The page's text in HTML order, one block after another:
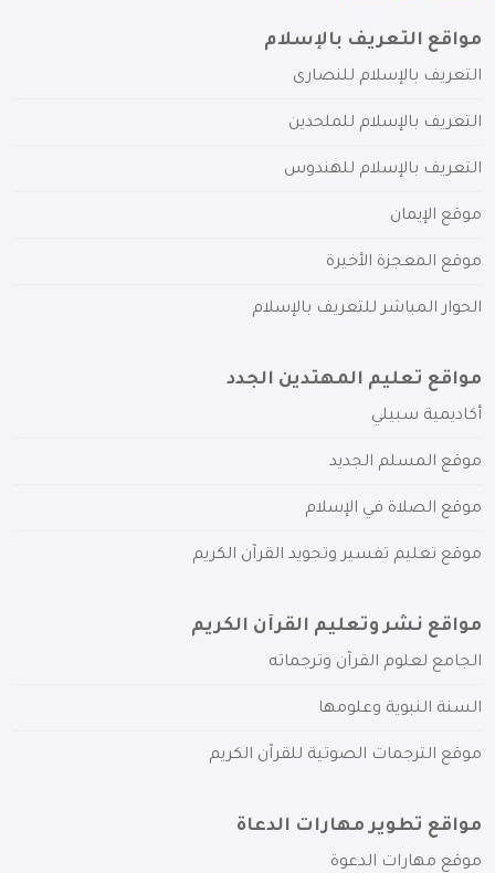
مواقع التعريف بالإسلام
التعريف بالإسلام للنصارى
التعريف بالإسلام للملحدين
التعريف بالإسلام للهندوس
موقع الإيمان
موقع المعجزة الأخيرة
الحوار المباشر للتعريف بالإسلام
مواقع تعليم المهتدين الجدد
أكاديمية سبيلي
موقع المسلم الجديد
موقع الصلاة في الإسلام
موقع تعليم تفسير وتجويد القرآن الكريم
مواقع نشر وتعليم القرآن الكريم
الجامع لعلوم القرآن وترجماته
السنة النبوية وعلومها
موقع الترجمات الصوتية للقرآن الكريم
مواقع تطوير مهارات الدعاة
موقع مهارات الدعوة